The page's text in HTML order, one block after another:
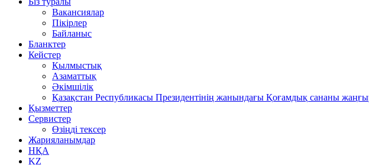
Вакансиялар
Пікірлер
Байланыс
Бланктер
Кейстер
Қылмыстық
Азаматтық
Әкімшілік
Қазақстан Республикасы Президентінің жанындағы Қоғамдық сананы
Қызметтер
Сервистер
Өзіңді тексер
Жарияланымдар
НҚА
KZ